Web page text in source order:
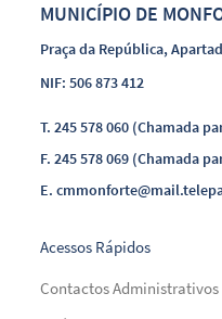
MUNICÍPIO DE
Praça da República,
NIF: 506 873 412
T.245 578 060 (Chamada
F.245 578 069 (Chamada
E.
Acessos Rápidos
Contactos Administrativos